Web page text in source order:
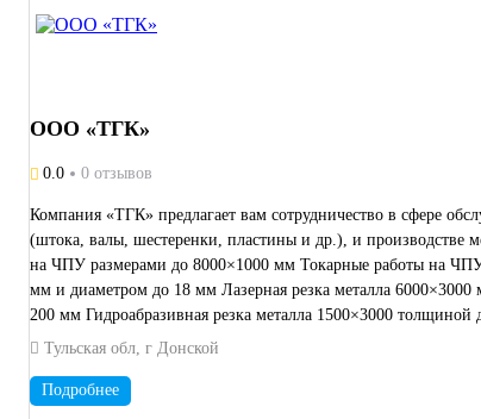
ООО «ТГК»
0.0 0 отзывов
Компания «ТГК» предлагает вам сотрудничество в сфере
(штока, валы, шестеренки, пластины и др.), и производстве
на ЧПУ размерами до 8000×1000 мм Токарные работы на ЧПУ размерами до 3000×1500 мм Токарные автоматы Плоскошлифовальные работы размерами до 2000×600 мм Глубокое сверление размерами до 12000
мм и диаметром до 18 мм Лазерная резка металла 6000×3000 мм толщиной до 100 мм Плазменная резка металла 6000×3000 мм толщиной до 200 мм Электроэрозионная резка металла 400×400 мм толщиной до
Тульская обл, г Донской
Подробнее